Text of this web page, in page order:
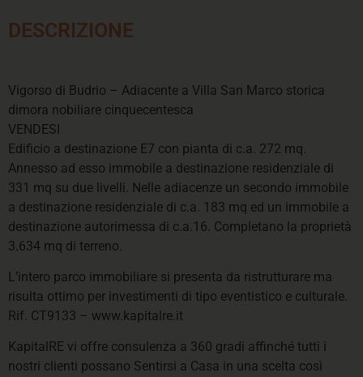
DESCRIZIONE
Vigorso di Budrio – Adiacente a Villa San Marco storica
dimora nobiliare cinquecentesca
VENDESI
Edificio a destinazione E7 con pianta di c.a. 272 mq.
Annesso ad esso immobile a destinazione residenziale di
331 mq su due livelli. Nelle adiacenze un secondo immobile
a destinazione residenziale di c.a. 183 mq ed un immobile a
destinazione autorimessa di c.a.16. Completano la proprietà
3.634 mq di terreno.
L’intero parco immobiliare si presenta da ristrutturare ma
risulta ottimo per investimenti di tipo eventistico e culturale.
Rif. CT9133 – www.kapitalre.it
KapitalRE vi offre consulenza a 360 gradi affinché tutti i
nostri clienti possano Sentirsi a Casa in una scelta così